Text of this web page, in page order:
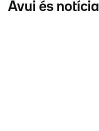
Avui és notícia